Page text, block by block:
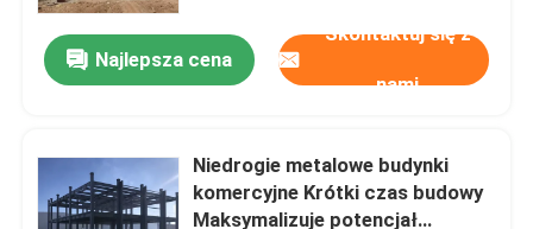
Do domu
O nas
Najlepsza cena
Skontaktuj się z
nami
Niedrogie metalowe budynki
komercyjne Krótki czas budowy
Maksymalizuje potencjał